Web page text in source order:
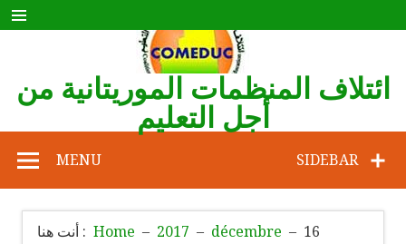
Skip
to
content
ائتلاف المنظمات الموريتانية من
أجل التعليم
SIDEBAR
MENU
أنت هنا : Home 2017 décembre 16